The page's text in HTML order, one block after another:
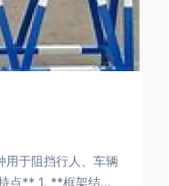
用于阻挡行人、车辆